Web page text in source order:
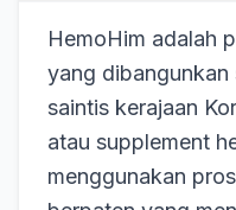
HemoHim adalah
yang
saintis kerajaan
atau supplement
menggunakan